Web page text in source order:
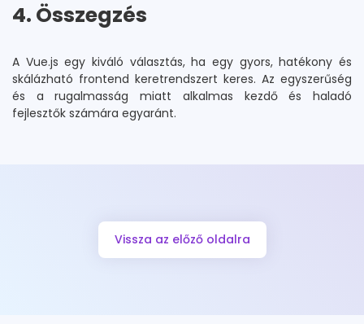
4. Összegzés
A Vue.js egy kiváló választás, ha egy gyors, hatékony és
skálázható frontend keretrendszert keres. Az egyszerűség
és a rugalmasság miatt alkalmas kezdő és haladó
fejlesztők számára egyaránt.
Vissza az előző oldalra